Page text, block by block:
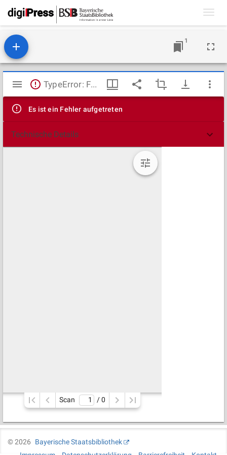
1
Mirador
Viewer
TypeError: Failed to fetch
Es ist ein Fehler aufgetreten
Technische Details
Scan / 0
©2026
Bayerische Staatsbibliothek